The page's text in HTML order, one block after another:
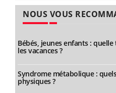
NOUS VOUS
Bébés, jeunes enfants :
les vacances ?
Syndrome métabolique :
physiques ?